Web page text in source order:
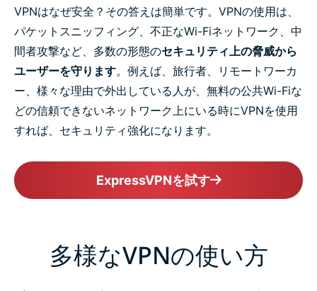
VPNはなぜ安全？その答えは簡単です。VPNの使用は、
パケットスニッフィング、不正なWi-Fiネットワーク、中
間者攻撃など、多数の形態のセキュリティ上の脅威から
ユーザーを守ります。例えば、旅行者、リモートワーカ
ー、様々な理由で外出している人が、無料の公共Wi-Fiな
どの信頼できないネットワーク上にいる時にVPNを使用
すれば、セキュリティ強化になります。
ExpressVPNを試す
多様なVPNの使い方